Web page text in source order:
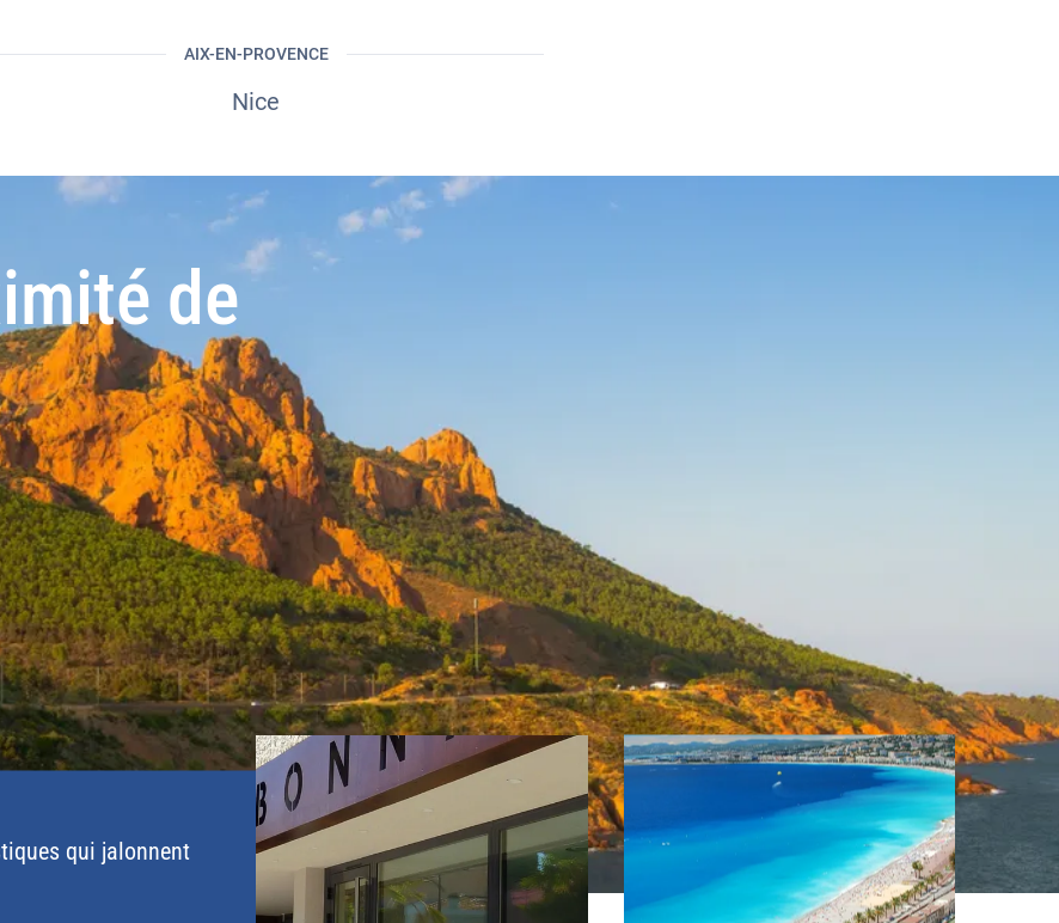
AIX-EN-PROVENCE
Nice
de
qui jalonnent